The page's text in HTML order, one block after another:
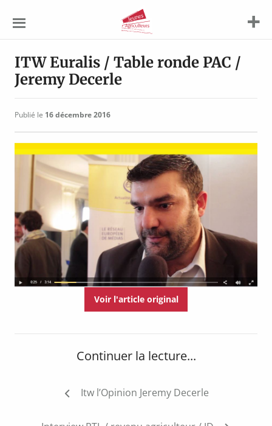
Agriculteurs
ITW Euralis / Table ronde PAC /
Jeremy Decerle
Publié le 16 décembre 2016
Voir l'article original
Continuer la lecture...
NavigationItw l’Opinion Jeremy Decerle